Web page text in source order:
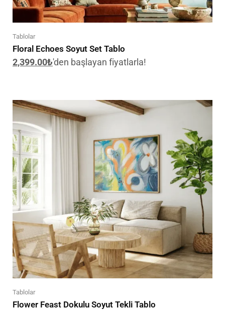
Tablolar
Floral Echoes Soyut Set Tablo
2,399.00₺'den başlayan fiyatlarla!
Tablolar
Flower Feast Dokulu Soyut Tekli Tablo